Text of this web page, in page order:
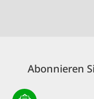
Abonnieren